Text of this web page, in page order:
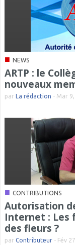
■ NEWS
ARTP : le
nouveaux
par La rédaction - Mar
■ CONTRIBUTIONS
Autorisation
Internet : Les
des fleurs ?
par Contributeur - Fév